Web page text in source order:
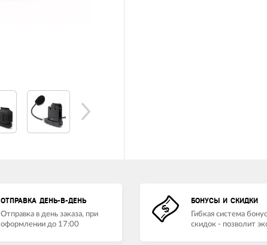
ОТПРАВКА ДЕНЬ-В-ДЕНЬ
Отправка в день заказа, при
оформлении до 17:00
БОНУСЫ И СКИДКИ
Гибкая система
скидок - позволит